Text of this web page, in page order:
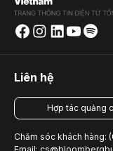
Liên hệ
Hợp tác quảng
Chăm sóc khách hàng: